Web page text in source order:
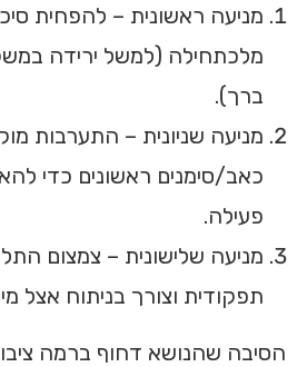
מלכתחילה (למשל ירידה
ברך).
מניעה שניונית – התערבות
כאב/סימנים ראשונים כדי
פעילה.
מניעה שלישונית – צמצום
תפקודית וצורך בניתוח אצל
הסיבה שהנושא דחוף ברמה